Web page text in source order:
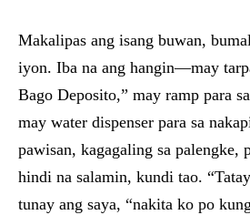
Makalipas ang isang buwan,
iyon. Iba na ang hangin—may
Bago Deposito,” may ramp para
may water dispenser para sa
pawisan, kagagaling sa
hindi na salamin, kundi tao.
tunay ang saya, “nakita ko po